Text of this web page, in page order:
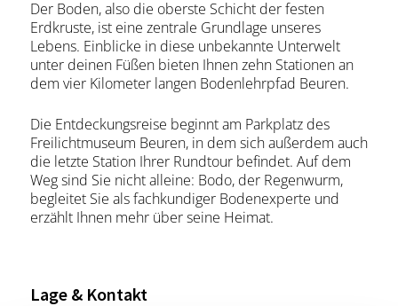
Der Boden, also die oberste Schicht der festen
Erdkruste, ist eine zentrale Grundlage unseres
Lebens. Einblicke in diese unbekannte Unterwelt
unter deinen Füßen bieten Ihnen zehn Stationen an
dem vier Kilometer langen Bodenlehrpfad Beuren.
Die Entdeckungsreise beginnt am Parkplatz des
Freilichtmuseum Beuren, in dem sich außerdem auch
die letzte Station Ihrer Rundtour befindet. Auf dem
Weg sind Sie nicht alleine: Bodo, der Regenwurm,
begleitet Sie als fachkundiger Bodenexperte und
erzählt Ihnen mehr über seine Heimat.
Lage & Kontakt